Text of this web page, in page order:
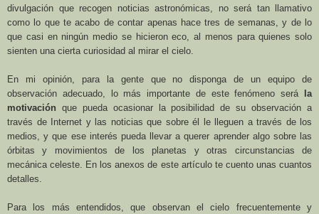
divulgación que recogen noticias astronómicas, no será tan llamativo
como lo que te acabo de contar apenas hace tres de semanas, y de lo
que casi en ningún medio se hicieron eco, al menos para quienes solo
sienten una cierta curiosidad al mirar el cielo.
En mi opinión, para la gente que no disponga de un equipo de
observación adecuado, lo más importante de este fenómeno será
la
motivación que pueda ocasionar la posibilidad de su observación a
través de Internet y las noticias que sobre él le lleguen a través de los
medios, y que ese interés pueda llevar a querer aprender algo sobre las
órbitas y movimientos de los planetas y otras circunstancias de
mecánica celeste. En los anexos de este artículo te cuento unas cuantos
detalles.
Para los más entendidos, que observan el cielo frecuentemente y